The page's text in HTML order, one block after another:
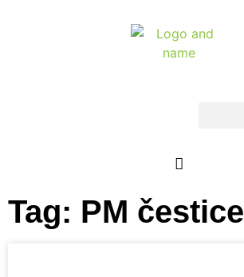
Tag: PM čestice